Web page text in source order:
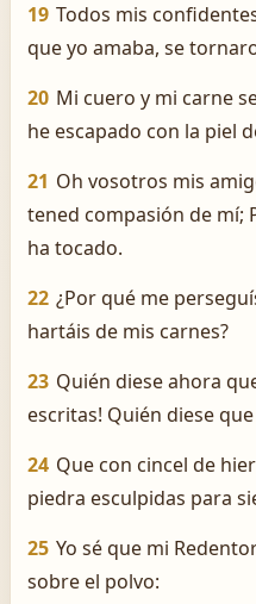
19 Todos mis
que yo amaba, se
20 Mi cuero y mi carne
he escapado con la piel
21 Oh vosotros mis
tened compasión de mí;
ha tocado.
22 ¿Por qué me
hartáis de mis carnes?
23 Quién diese ahora
escritas! ­Quién diese
24 Que con cincel de
piedra esculpidas para
25 Yo sé que mi
sobre el polvo: